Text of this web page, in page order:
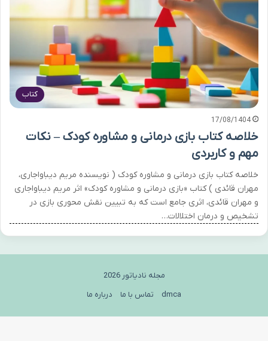
کتاب
17/08/1404
خلاصه کتاب بازی درمانی و مشاوره کودک – نکات
مهم و کاربردی
خلاصه کتاب بازی درمانی و مشاوره کودک ( نویسنده مریم دیباواجاری،
مهران قائدی ) کتاب «بازی درمانی و مشاوره کودک» اثر مریم دیباواجاری
و مهران قائدی، اثری جامع است که به تبیین نقش محوری بازی در
تشخیص و درمان اختلالات…
مجله نادیاتور 2026
dmca
تماس با ما درباره ما